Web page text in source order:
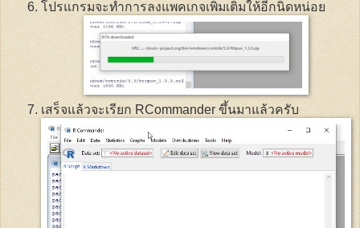
โปรแกรมจะทำการลงแพคเกจเพิ่มเติมให้อีกนิดหน่อย
เสร็จแล้วจะเรียก RCommander ขึ้นมาแล้วครับ